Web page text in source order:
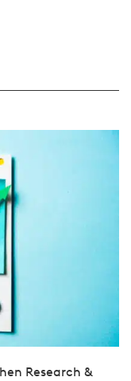
Research &